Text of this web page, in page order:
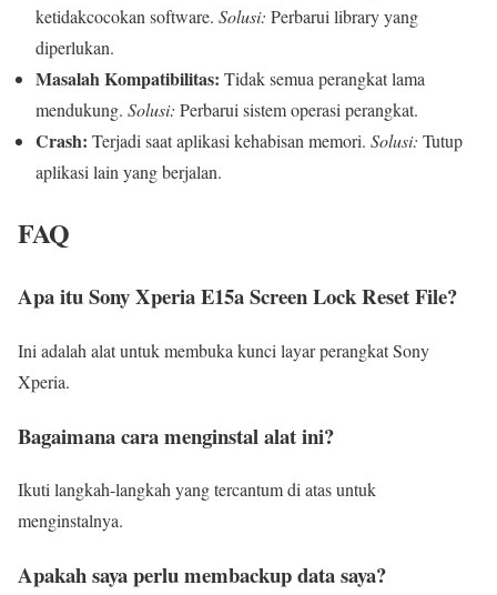
ketidakcocokan software. Solusi: Perbarui library yang
diperlukan.
Masalah Kompatibilitas: Tidak semua perangkat lama
mendukung. Solusi: Perbarui sistem operasi perangkat.
Crash: Terjadi saat aplikasi kehabisan memori. Solusi: Tutup
aplikasi lain yang berjalan.
FAQ
Apa itu Sony Xperia E15a Screen Lock Reset File?
Ini adalah alat untuk membuka kunci layar perangkat Sony
Xperia.
Bagaimana cara menginstal alat ini?
Ikuti langkah-langkah yang tercantum di atas untuk
menginstalnya.
Apakah saya perlu membackup data saya?